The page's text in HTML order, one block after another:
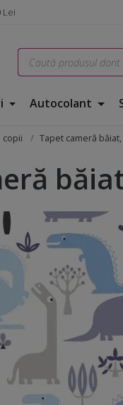
Lei
Autocolant
copii Tapet cameră